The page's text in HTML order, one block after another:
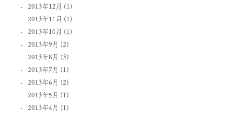
2013年12月 (1)
2013年11月 (1)
2013年10月 (1)
2013年9月 (2)
2013年8月 (3)
2013年7月 (1)
2013年6月 (2)
2013年5月 (1)
2013年4月 (1)